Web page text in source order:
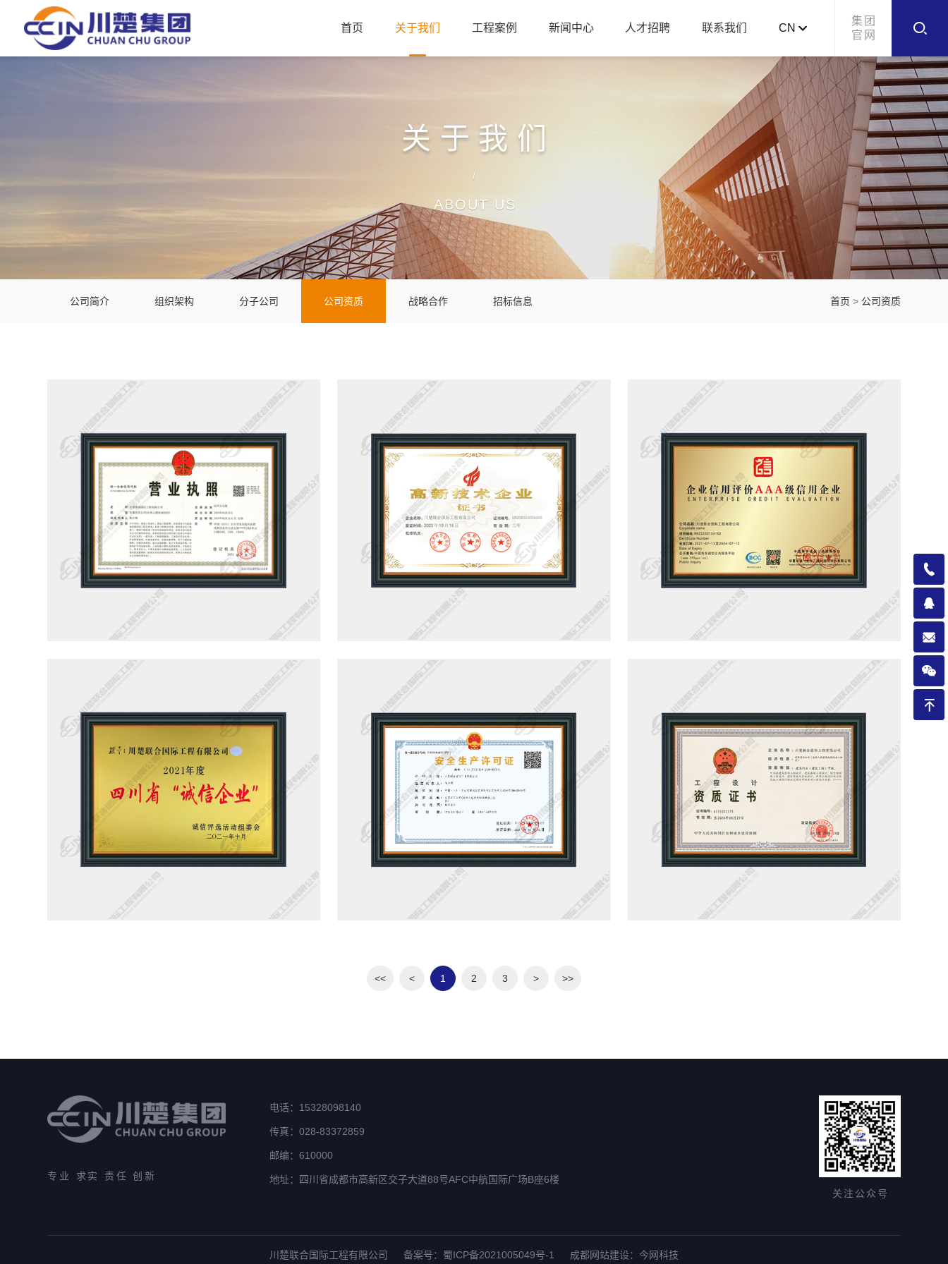
集团
官网
首页 关于我们 工程案例 新闻中心 人才招聘 联系我们 CN
关于我们
/
ABOUT US
公司简介 组织架构 分子公司 公司资质 战略合作 招标信息 首页 > 公司资质
<< < 1 2 3 > >>
专业 求实 责任 创新
电话：15328098140
传真：028-83372859
邮编：610000
地址：四川省成都市高新区交子大道88号AFC中航国际广场B座6楼
关注公众号
川楚联合国际工程有限公司 备案号：蜀ICP备2021005049号-1 成都网站建设： 今网科技